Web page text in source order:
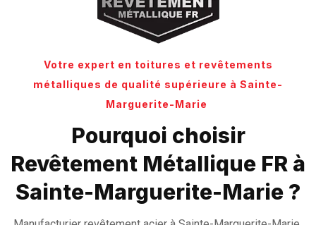
Votre expert en toitures et revêtements
métalliques de qualité supérieure à Sainte-
Marguerite-Marie
Pourquoi choisir
Revêtement Métallique FR à
Sainte-Marguerite-Marie ?